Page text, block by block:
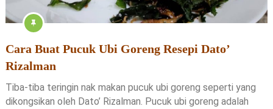
Cara Buat Pucuk Ubi Goreng Resepi Dato’
Rizalman
Tiba-tiba teringin nak makan pucuk ubi goreng seperti yang
dikongsikan oleh Dato’ Rizalman. Pucuk ubi goreng adalah